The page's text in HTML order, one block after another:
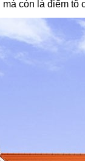
còn là điểm tô